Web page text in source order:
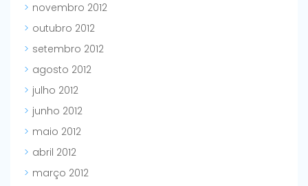
novembro 2012
outubro 2012
setembro 2012
agosto 2012
julho 2012
junho 2012
maio 2012
abril 2012
março 2012